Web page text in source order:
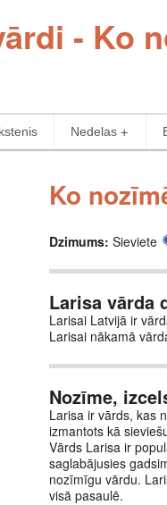
- Ko
Nedelas
Ko
Dzimums: Sieviete
Larisa vārda
Larisai Latvijā ir
Larisai nākamā
Nozīme,
Larisa ir vārds, kas
izmantots kā
Vārds Larisa ir
saglabājusies
nozīmīgu vārdu.
visā pasaulē.